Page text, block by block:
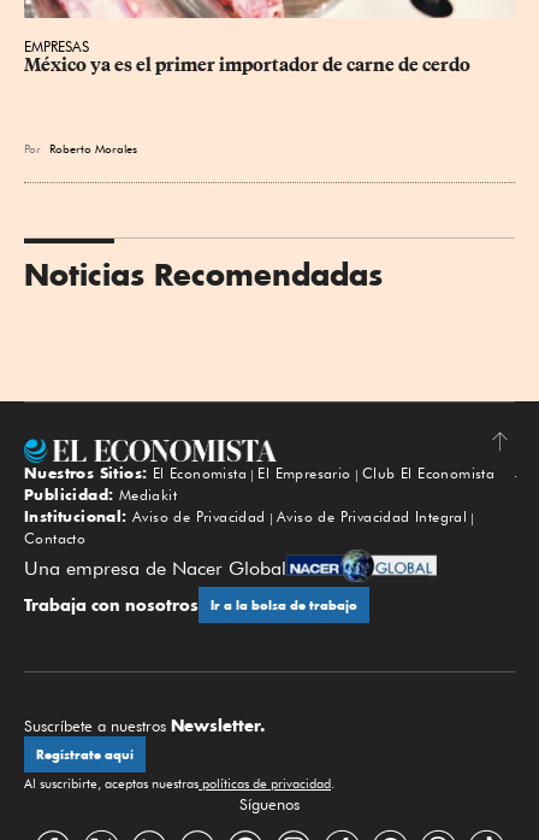
EMPRESAS
México ya es el primer importador de carne de cerdo
Por Roberto Morales
Noticias Recomendadas
Subir
Nuestros Sitios: El Economista El Empresario
Club El Economista
Publicidad: Mediakit
Institucional: Aviso de Privacidad
Aviso de Privacidad Integral
Contacto
Una empresa de Nacer Global
Trabaja con nosotros Ir a la bolsa de trabajo
Suscríbete a nuestros Newsletter.
Regístrate aquí
Al suscribirte, aceptas nuestras políticas de privacidad.
Síguenos